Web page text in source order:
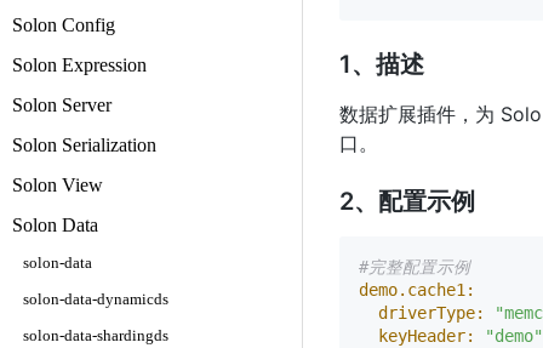
Solon Config
Solon Expression
Solon Server
Solon Serialization
Solon View
Solon Data
solon-data
solon-data-dynamicds
solon-data-shardingds
1、描述
数据扩展插件，为
口。
2、配置示例
#完整配置示例
demo.cache1:
driverType:
keyHeader:
"demo"